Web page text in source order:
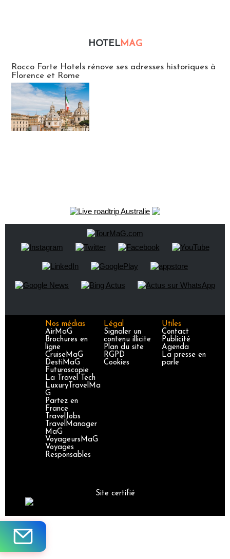
HOTELMAG
Rocco Forte Hotels rénove ses adresses historiques à
Florence et Rome
Nos médias
AirMaG
Brochures en
ligne
CruiseMaG
DestiMaG
Futuroscopie
La Travel Tech
LuxuryTravelMa
G
Partez en
France
TravelJobs
TravelManager
MaG
VoyageursMaG
Voyages
Responsables
Légal
Signaler un
contenu illicite
Plan du site
RGPD
Cookies
Utiles
Contact
Publicité
Agenda
La presse en
parle
Site certifié